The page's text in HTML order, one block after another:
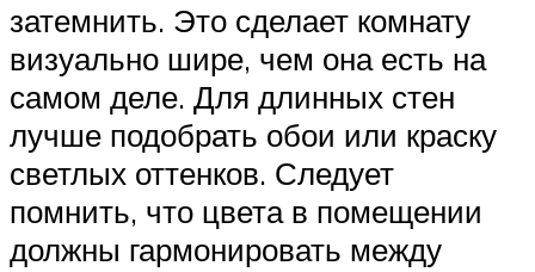
затемнить. Это сделает комнату
визуально шире, чем она есть на
самом деле. Для длинных стен
лучше подобрать обои или краску
светлых оттенков. Следует
помнить, что цвета в помещении
должны гармонировать между